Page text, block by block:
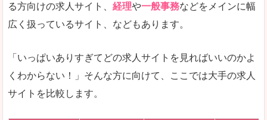
る方向けの求人サイト、 経理や一般事務などをメインに幅
広く扱っているサイト、などもあります。
「いっぱいありすぎてどの求人サイトを見ればいいのかよ
くわからない！」そんな方に向けて、ここでは大手の求人
サイトを比較します。